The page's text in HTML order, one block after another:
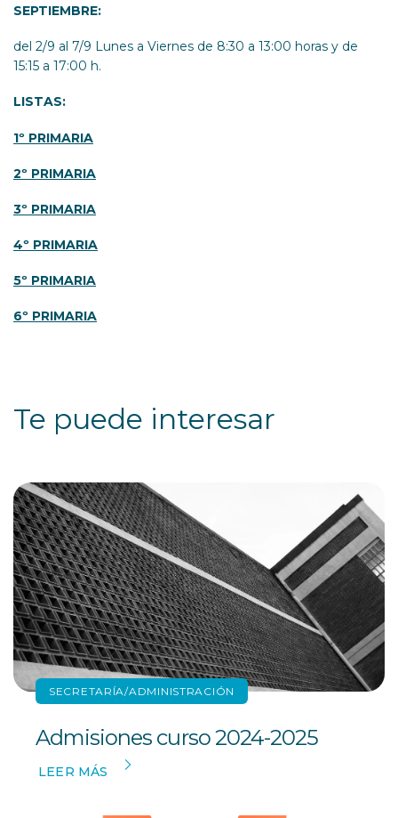
SEPTIEMBRE:
del 2/9 al 7/9 Lunes a Viernes de 8:30 a 13:00 horas y de
15:15 a 17:00 h.
LISTAS:
1º PRIMARIA
2º PRIMARIA
3º PRIMARIA
4º PRIMARIA
5º PRIMARIA
6º PRIMARIA
Te puede interesar
SECRETARÍA/ADMINISTRACIÓN
Admisiones curso 2024-2025
LEER MÁS